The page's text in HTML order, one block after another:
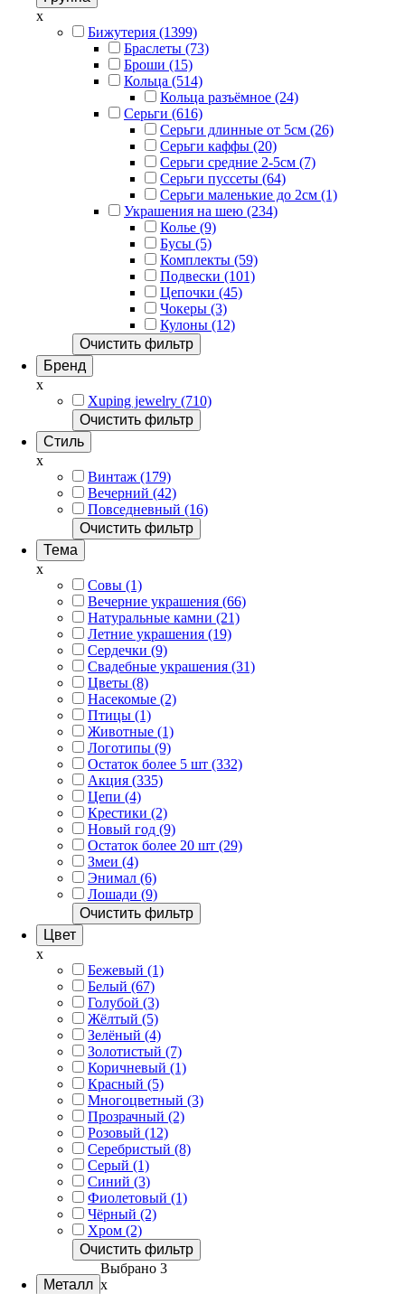
x
Бижутерия (1399)
Браслеты (73)
Броши (15)
Кольца (514)
Кольца разъёмное (24)
Серьги (616)
Серьги длинные от 5см (26)
Серьги каффы (20)
Серьги средние 2-5см (7)
Серьги пуссеты (64)
Серьги маленькие до 2см (1)
Украшения на шею (234)
Колье (9)
Бусы (5)
Комплекты (59)
Подвески (101)
Цепочки (45)
Чокеры (3)
Кулоны (12)
Очистить фильтр
Бренд
x
Xuping jewelry (710)
Очистить фильтр
Стиль
x
Винтаж (179)
Вечерний (42)
Повседневный (16)
Очистить фильтр
Тема
x
Совы (1)
Вечерние украшения (66)
Натуральные камни (21)
Летние украшения (19)
Сердечки (9)
Свадебные украшения (31)
Цветы (8)
Насекомые (2)
Птицы (1)
Животные (1)
Логотипы (9)
Остаток более 5 шт (332)
Акция (335)
Цепи (4)
Крестики (2)
Новый год (9)
Остаток более 20 шт (29)
Змеи (4)
Энимал (6)
Лошади (9)
Очистить фильтр
Цвет
x
Бежевый (1)
Белый (67)
Голубой (3)
Жёлтый (5)
Зелёный (4)
Золотистый (7)
Коричневый (1)
Красный (5)
Многоцветный (3)
Прозрачный (2)
Розовый (12)
Серебристый (8)
Серый (1)
Синий (3)
Фиолетовый (1)
Чёрный (2)
Хром (2)
Очистить фильтр
Металл
Выбрано 3
x